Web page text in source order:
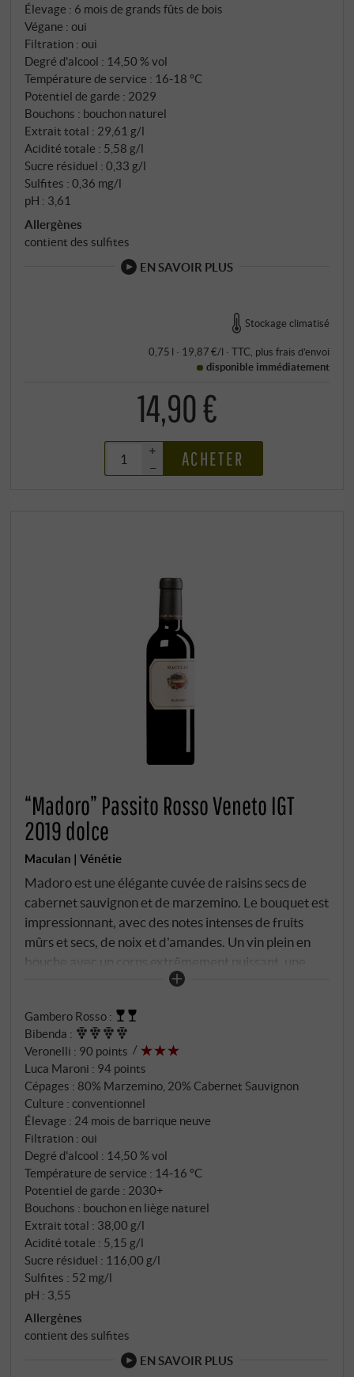
lourdeur.
Élevage : 6 mois de grands fûts de bois
Végane : oui
Filtration : oui
Degré d'alcool : 14,50 % vol
Température de service : 16‑18 °C
Potentiel de garde : 2029
Bouchons : bouchon naturel
Extrait total : 29,61 g/l
Acidité totale : 5,58 g/l
Sucre résiduel : 0,33 g/l
Sulfites : 0,36 mg/l
pH : 3,61
Allergènes
contient des sulfites
EN SAVOIR PLUS
Stockage climatisé
0,75 l · 19,87 €/l · TTC, plus frais d’envoi
disponible immédiatement
14,90 €
+
–
ACHETER
“Madoro” Passito Rosso Veneto IGT
2019 dolce
Maculan | Vénétie
Madoro est une élégante cuvée de raisins secs de
cabernet sauvignon et de marzemino. Le bouquet est
impressionnant, avec des notes intenses de fruits
mûrs et secs, de noix et d'amandes. Un vin plein en
bouche avec un corps extrêmement puissant, une
structure finement nerveuse et une longue
mois en barrique.
Gambero Rosso :
Bibenda :
Veronelli : 90 points
Luca Maroni : 94 points
Cépages : 80% Marzemino, 20% Cabernet Sauvignon
Culture : conventionnel
Élevage : 24 mois de barrique neuve
Filtration : oui
Degré d'alcool : 14,50 % vol
Température de service : 14‑16 °C
Potentiel de garde : 2030+
Bouchons : bouchon en liège naturel
Extrait total : 38,00 g/l
Acidité totale : 5,15 g/l
Sucre résiduel : 116,00 g/l
Sulfites : 52 mg/l
pH : 3,55
Allergènes
contient des sulfites
EN SAVOIR PLUS